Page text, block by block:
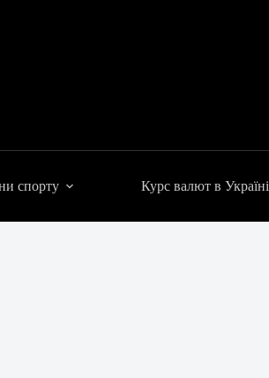
спорту Курс валют в Україні